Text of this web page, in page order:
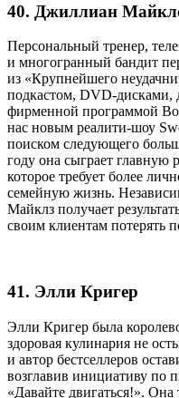
40. Джиллиан
Персональный тренер,
и многогранный бандит
из «Крупнейшего
подкастом, DVD-дисками,
фирменной программой
нас новым реалити-шоу
поиском следующего
году она сыграет главную
которое требует более
семейную жизнь.
Майклз получает
своим клиентам потерять
41. Элли Кригер
Элли Кригер была
здоровая кулинария не
и автор бестселлеров
возглавив инициативу
«Давайте двигаться!».